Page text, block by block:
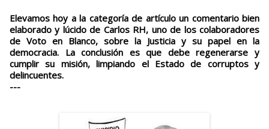
Elevamos hoy a la categoría de artículo un comentario bien
elaborado y lúcido de Carlos RH, uno de los colaboradores
de Voto en Blanco, sobre la Justicia y su papel en la
democracia. La conclusión es que debe regenerarse y
cumplir su misión, limpiando el Estado de corruptos y
delincuentes.
---